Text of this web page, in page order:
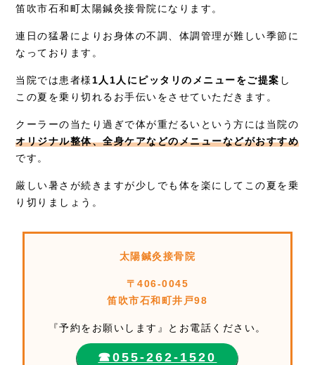
美容鍼・コルギ
お知らせ
採用情報
笛吹市石和町太陽鍼灸接骨院になります。
連日の猛暑によりお身体の不調、体調管理が難しい季節に
なっております。
当院では患者様 1人1人にピッタリのメニューをご提案 し
この夏を乗り切れるお手伝いをさせていただきます。
クーラーの当たり過ぎで体が重だるいという方には当院の
オリジナル整体、全身ケアなどのメニューなどがおすすめ
です。
厳しい暑さが続きますが少しでも体を楽にしてこの夏を乗
り切りましょう。
太陽鍼灸接骨院
〒406-0045
笛吹市石和町井戸98
『予約をお願いします』とお電話ください。
☎︎055-262-1520